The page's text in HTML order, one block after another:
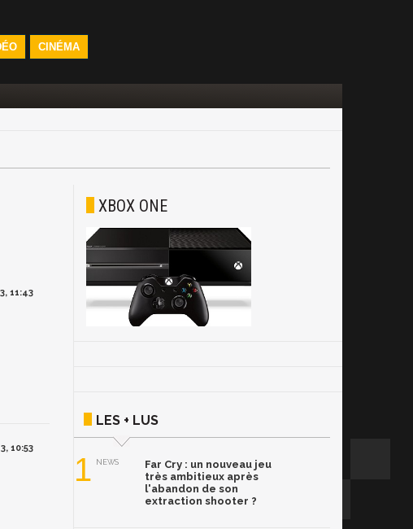
CINÉMA
11:43
10:53
XBOX ONE
LES + LUS
1 NEWS
Far Cry : un nouveau jeu
très ambitieux après
l'abandon de son
extraction shooter ?